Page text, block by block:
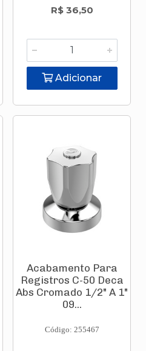
R$ 36,50
Adicionar
Acabamento Para
Registros C-50 Deca
Abs Cromado 1/2" A 1"
09...
Código: 255467